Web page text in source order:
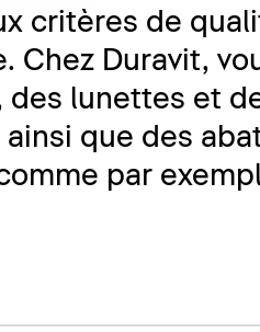
critères de
Chez Duravit,
lunettes et
que des
par